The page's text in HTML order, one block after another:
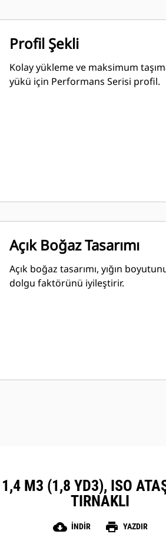
Profil Şekli
Kolay yükleme ve maksimum
yükü için Performans Serisi profil.
Açık Boğaz Tasarımı
Açık boğaz tasarımı, yığın
dolgu faktörünü iyileştirir.
M3 (1,8 YD3), ISO
TIRNAKLI
cloud_download İNDIR print YAZDIR